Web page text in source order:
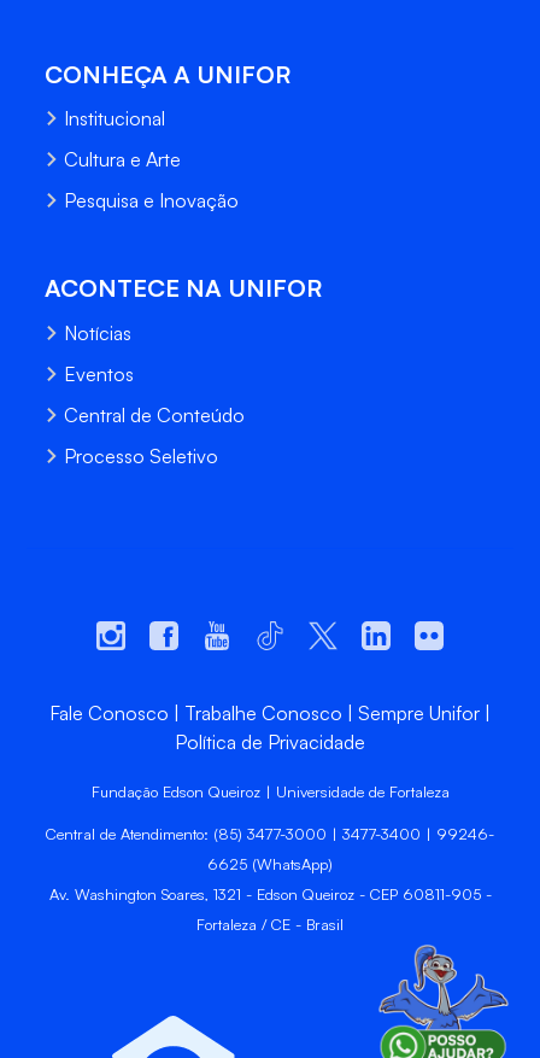
CONHEÇA A UNIFOR
Institucional
Cultura e Arte
Pesquisa e Inovação
ACONTECE NA UNIFOR
Notícias
Eventos
Central de Conteúdo
Processo Seletivo
Fale Conosco Trabalhe Conosco
Sempre Unifor
Política de Privacidade
Fundação Edson Queiroz | Universidade de Fortaleza
Central de Atendimento: (85) 3477-3000 | 3477-3400 | 99246-
6625 (WhatsApp)
Av. Washington Soares, 1321 - Edson Queiroz - CEP 60811-905 -
Fortaleza / CE - Brasil